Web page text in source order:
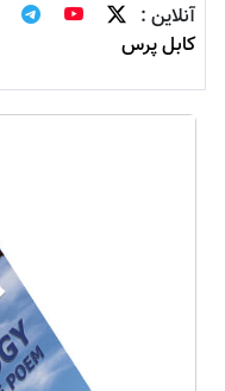
آنلاین :
کابل پرس